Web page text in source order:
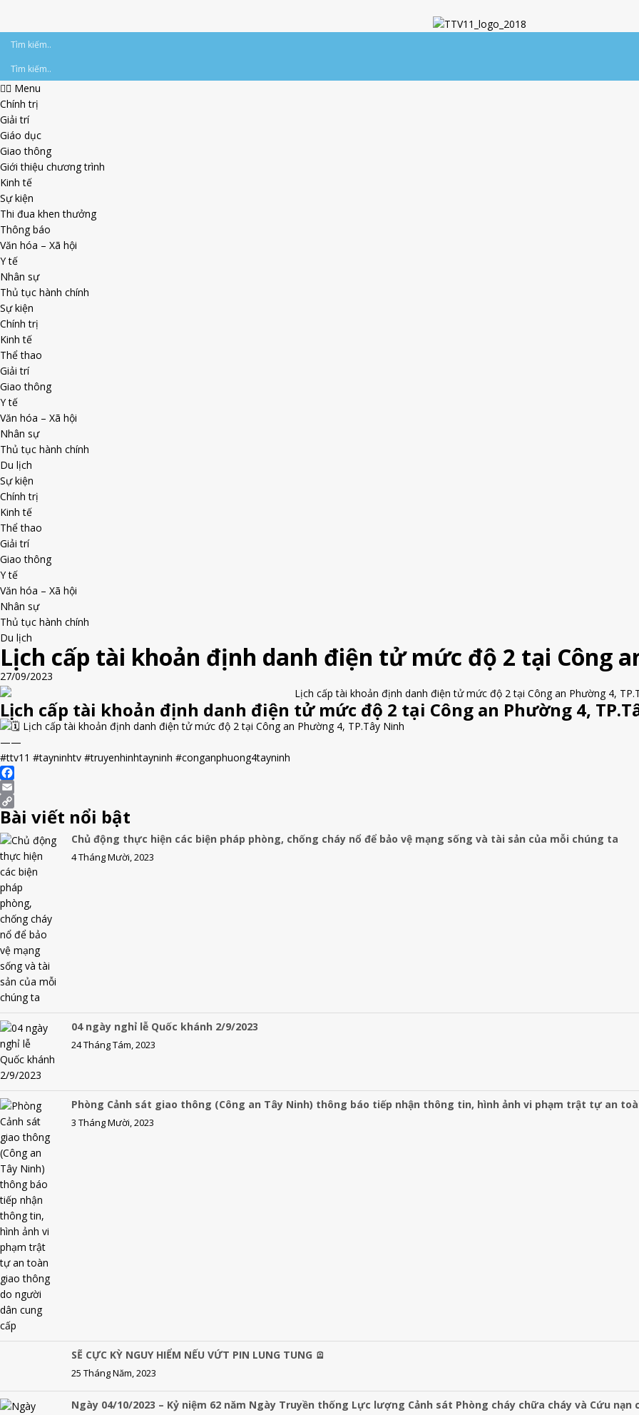
Menu
Chính trị
Giải trí
Giáo dục
Giao thông
Giới thiệu chương trình
Kinh tế
Sự kiện
Thi đua khen thưởng
Thông báo
Văn hóa – Xã hội
Y tế
Nhân sự
Thủ tục hành chính
Sự kiện
Chính trị
Kinh tế
Thể thao
Giải trí
Giao thông
Y tế
Văn hóa – Xã hội
Nhân sự
Thủ tục hành chính
Du lịch
Sự kiện
Chính trị
Kinh tế
Thể thao
Giải trí
Giao thông
Y tế
Văn hóa – Xã hội
Nhân sự
Thủ tục hành chính
Du lịch
Lịch cấp tài khoản định danh điện tử mức độ 2 tại Công
27/09/2023
Lịch cấp tài khoản định danh điện tử mức độ 2 tại Công an Phường 4,
Lịch cấp tài khoản định danh điện tử mức độ 2 tại Công an Phường 4, TP.Tây Ninh
——
#ttv11 #tayninhtv #truyenhinhtayninh #conganphuong4tayninh
F
a
c
b
o
o
k
E
m
i
l
C
p
y
L
i
n
k
Bài viết nổi bật
Chủ động thực hiện các biện pháp phòng, chống cháy nổ để bảo vệ mạng sống và tài sản của mỗi chúng ta
4 Tháng Mười, 2023
04 ngày nghỉ lễ Quốc khánh 2/9/2023
24 Tháng Tám, 2023
Phòng Cảnh sát giao thông (Công an Tây Ninh) thông báo tiếp nhận thông tin, hình ảnh vi phạm trật tự an
3 Tháng Mười, 2023
SẼ CỰC KỲ NGUY HIỂM NẾU VỨT PIN LUNG TUNG 🪫
25 Tháng Năm, 2023
Ngày 04/10/2023 – Kỷ niệm 62 năm Ngày Truyền thống Lực lượng Cảnh sát Phòng cháy chữa cháy và Cứu